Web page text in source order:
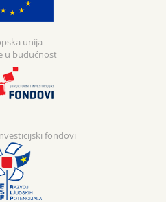
unija
u budućnost
fondovi